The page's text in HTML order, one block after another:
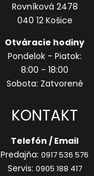
Rovníková 2478
040 12 Košice
Otváracie hodiny
Pondelok - Piatok:
8:00 - 18:00
Sobota: Zatvorené
KONTAKT
Telefón / Email
Predajňa: 0917 536 576
Servis: 0905 188 417